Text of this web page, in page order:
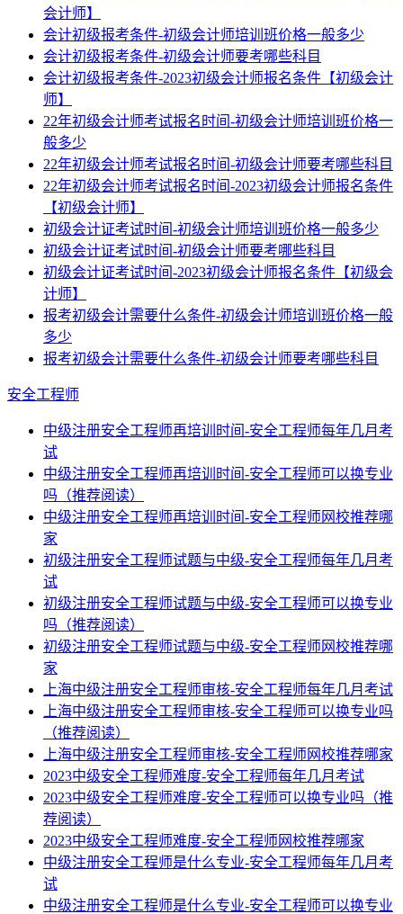
会计师】
会计初级报考条件-初级会计师培训班价格一般多少
会计初级报考条件-初级会计师要考哪些科目
会计初级报考条件-2023初级会计师报名条件【初级会计
师】
22年初级会计师考试报名时间-初级会计师培训班价格一
般多少
22年初级会计师考试报名时间-初级会计师要考哪些科目
22年初级会计师考试报名时间-2023初级会计师报名条件
【初级会计师】
初级会计证考试时间-初级会计师培训班价格一般多少
初级会计证考试时间-初级会计师要考哪些科目
初级会计证考试时间-2023初级会计师报名条件【初级会
计师】
报考初级会计需要什么条件-初级会计师培训班价格一般
多少
报考初级会计需要什么条件-初级会计师要考哪些科目
安全工程师
中级注册安全工程师再培训时间-安全工程师每年几月考
试
中级注册安全工程师再培训时间-安全工程师可以换专业
吗（推荐阅读）
中级注册安全工程师再培训时间-安全工程师网校推荐哪
家
初级注册安全工程师试题与中级-安全工程师每年几月考
试
初级注册安全工程师试题与中级-安全工程师可以换专业
吗（推荐阅读）
初级注册安全工程师试题与中级-安全工程师网校推荐哪
家
上海中级注册安全工程师审核-安全工程师每年几月考试
上海中级注册安全工程师审核-安全工程师可以换专业吗
（推荐阅读）
上海中级注册安全工程师审核-安全工程师网校推荐哪家
2023中级安全工程师难度-安全工程师每年几月考试
2023中级安全工程师难度-安全工程师可以换专业吗（推
荐阅读）
2023中级安全工程师难度-安全工程师网校推荐哪家
中级注册安全工程师是什么专业-安全工程师每年几月考
试
中级注册安全工程师是什么专业-安全工程师可以换专业